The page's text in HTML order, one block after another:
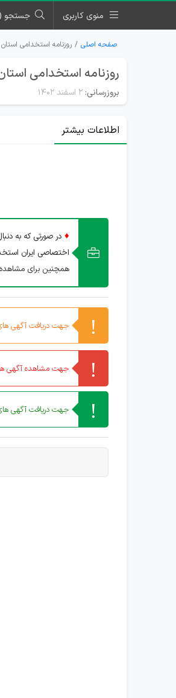
منوی کاربری جستجو
صفحه اصلی روزنامه استخدامی استان زنجان
روزنامه استخدامی استان
بروزرسانی: ۲ اسفند ۱۴۰۲
اطلاعات بیشتر
♦ در صورتی که به
اختصاصی ایران
همچنین برای
جهت دریافت آگهی های
جهت مشاهده آگهی های
جهت دریافت آگهی